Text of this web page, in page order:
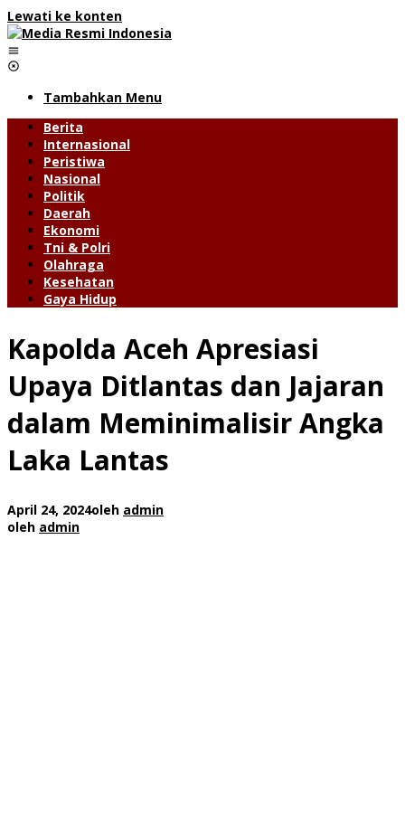
Lewati ke konten
Tambahkan Menu
Berita
Internasional
Peristiwa
Nasional
Politik
Daerah
Ekonomi
Tni & Polri
Olahraga
Kesehatan
Gaya Hidup
Kapolda Aceh Apresiasi
Upaya Ditlantas dan Jajaran
dalam Meminimalisir Angka
Laka Lantas
April 24, 2024oleh admin
oleh admin